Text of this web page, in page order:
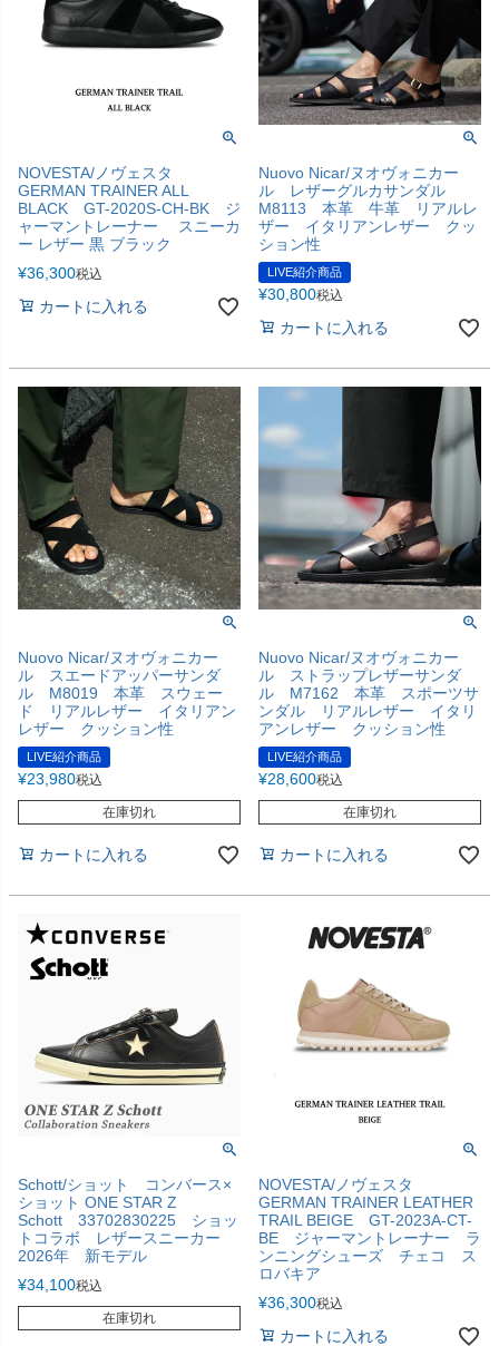
NOVESTA/ノヴェスタ
GERMAN TRAINER ALL
BLACK GT-2020S-CH-BK ジ
ャーマントレーナー スニーカ
ー レザー 黒 ブラック
¥36,300税込
カートに入れる
Nuovo Nicar/ヌオヴォニカー
ル レザーグルカサンダル
M8113 本革 牛革 リアルレ
ザー イタリアンレザー クッ
ション性
LIVE紹介商品
¥30,800税込
カートに入れる
Nuovo Nicar/ヌオヴォニカー
ル スエードアッパーサンダ
ル M8019 本革 スウェー
ド リアルレザー イタリアン
レザー クッション性
LIVE紹介商品
¥23,980税込
在庫切れ
カートに入れる
Nuovo Nicar/ヌオヴォニカー
ル ストラップレザーサンダ
ル M7162 本革 スポーツサ
ンダル リアルレザー イタリ
アンレザー クッション性
LIVE紹介商品
¥28,600税込
在庫切れ
カートに入れる
Schott/ショット コンバース×
ショット ONE STAR Z
Schott 33702830225 ショッ
トコラボ レザースニーカー
2026年 新モデル
¥34,100税込
在庫切れ
NOVESTA/ノヴェスタ
GERMAN TRAINER LEATHER
TRAIL BEIGE GT-2023A-CT-
BE ジャーマントレーナー ラ
ンニングシューズ チェコ ス
ロバキア
¥36,300税込
カートに入れる